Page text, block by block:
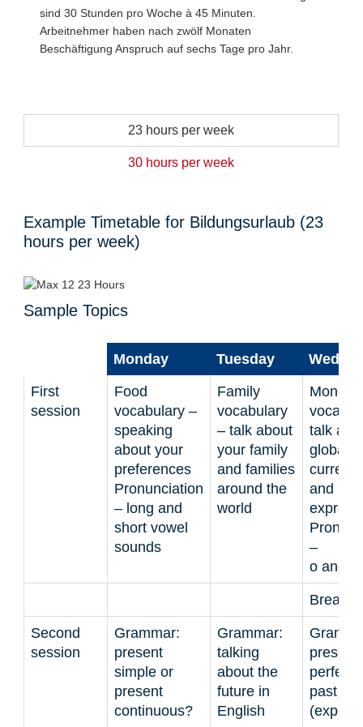
sind 30 Stunden pro Woche à 45 Minuten.
Arbeitnehmer haben nach zwölf Monaten
Beschäftigung Anspruch auf sechs Tage pro Jahr.
23 hours per week
30 hours per week
Example Timetable for Bildungsurlaub (23
hours per week)
Sample Topics
Monday Tuesday
First
session
Food
vocabulary –
speaking
about your
preferences
Pronunciation
– long and
short vowel
sounds
Family
vocabulary
– talk about
your family
and families
around the
world
Money
talk
global
and
–
o and or
Break
Second
session
Grammar:
present
simple or
present
continuous?
Grammar:
talking
about the
future in
English
present
perfect
past